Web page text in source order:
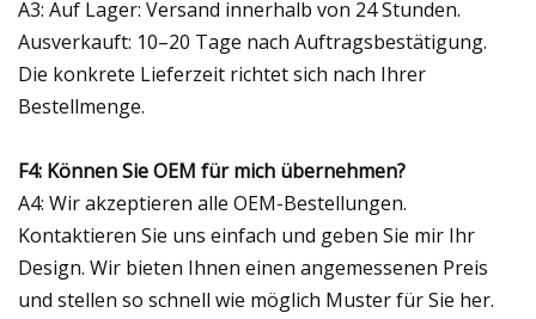
A3: Auf Lager: Versand innerhalb von 24 Stunden.
Ausverkauft: 10–20 Tage nach Auftragsbestätigung.
Die konkrete Lieferzeit richtet sich nach Ihrer
Bestellmenge.
F4: Können Sie OEM für mich übernehmen?
A4: Wir akzeptieren alle OEM-Bestellungen.
Kontaktieren Sie uns einfach und geben Sie mir Ihr
Design. Wir bieten Ihnen einen angemessenen Preis
und stellen so schnell wie möglich Muster für Sie her.